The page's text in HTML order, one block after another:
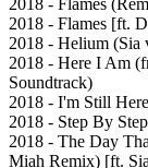
2018 - Flames
2018 - Flames [ft.
2018 - Helium
2018 - Here I Am
Soundtrack)
2018 - I'm Still Here
2018 - Step By
2018 - The Day
Miah Remix) [ft.